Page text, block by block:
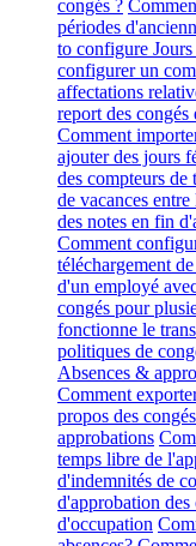
congés ?
périodes
to configure
configurer un
affectations
report des congés
Comment
ajouter des jours
des compteurs de
de vacances entre
des notes en fin
Comment
téléchargement
d'un employé
congés pour
fonctionne le
politiques de
Absences &
Comment
propos des
approbations
temps libre de
d'indemnités de
d'approbation des
d'occupation